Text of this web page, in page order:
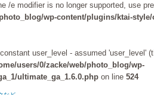
/e modifier is no longer supported, use
wp-content/plugins/ktai-
user_level - assumed 'user_level'
users/0/zacke/web/photo_blog/wp-
ultimate_ga_1.6.0.php on line 524